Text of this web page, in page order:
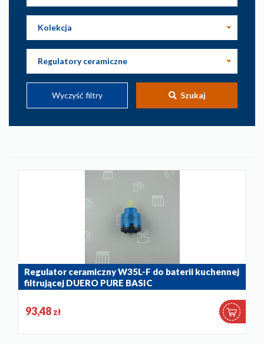
Kolekcja
Regulatory ceramiczne
Wyczyść filtry Szukaj
Regulator ceramiczny W35L-F do baterii kuchennej
filtrującej DUERO PURE BASIC
93,48 zł